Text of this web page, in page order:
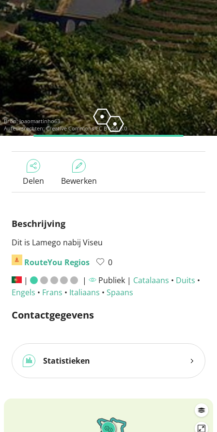
Bron:Joaomartinho63
Auteursrechten:Creative Commons CC BY-SA 3.0
Delen Bewerken
Beschrijving
Dit is Lamego nabij Viseu
RouteYou Regios
0
|
| Publiek | Catalaans • Duits •
Engels • Frans • Italiaans • Spaans
Contactgegevens
Statistieken